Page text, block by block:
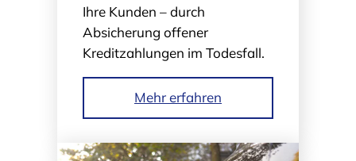
Ihre Kunden – durch
Absicherung offener
Kreditzahlungen im Todesfall.
Mehr erfahren